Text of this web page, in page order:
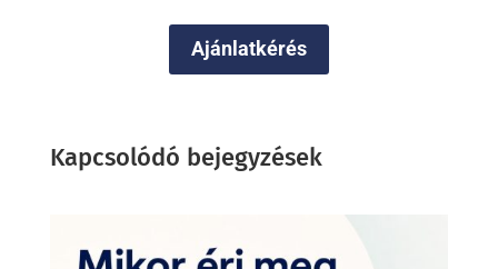
Ajánlatkérés
Kapcsolódó bejegyzések